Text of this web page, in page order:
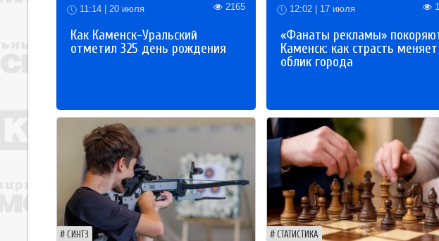
11:14 | 20 июля 2165
Как Каменск-Уральский
отметил 325 день рождения
12:02 | 17 июля
«Фанаты рекламы»
Каменск: как страсть меняет
облик города
СИНТЗ СТАТИСТИКА